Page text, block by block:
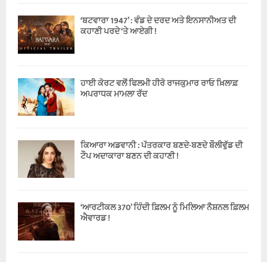
‘ਬਟਵਾਰਾ 1947’ : ਵੰਡ ਦੇ ਦਰਦ ਅਤੇ ਇਨਸਾਨੀਅਤ ਦੀ
ਕਹਾਣੀ ਪਰਦੇ ‘ਤੇ ਆਏਗੀ !
ਹਾਈ ਕੋਰਟ ਵਲੋਂ ਫਿਲਮੀ ਹੀਰੋ ਰਾਜਕੁਮਾਰ ਰਾਓ ਖ਼ਿਲਾਫ਼
ਅਪਰਾਧਕ ਮਾਮਲਾ ਰੱਦ
ਕਿਆਰਾ ਅਡਵਾਨੀ : ਪੱਤਰਕਾਰ ਬਣਦੇ-ਬਣਦੇ ਬੌਲੀਵੁੱਡ ਦੀ
ਟੌਪ ਅਦਾਕਾਰਾ ਬਣਨ ਦੀ ਕਹਾਣੀ !
‘ਆਰਟੀਕਲ 370’ ਹਿੰਦੀ ਫ਼ਿਲਮ ਨੂੰ ਮਿਲਿਆ ਨੈਸ਼ਨਲ ਫ਼ਿਲਮ
ਐਵਾਰਡ !